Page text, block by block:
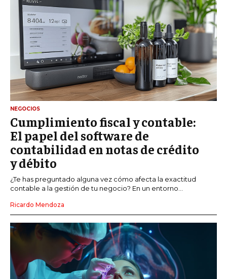
NEGOCIOS
Cumplimiento fiscal y contable:
El papel del software de
contabilidad en notas de crédito
y débito
¿Te has preguntado alguna vez cómo afecta la exactitud
contable a la gestión de tu negocio? En un entorno...
Ricardo Mendoza